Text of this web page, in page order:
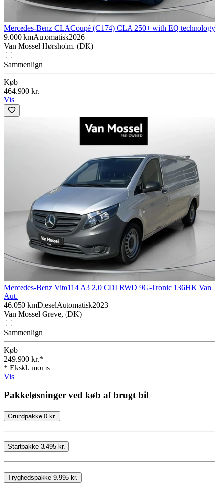
Mercedes-Benz CLACoupé (C174) CLA 250+ with EQ technology
9.000 kmAutomatisk2026
Van Mossel Hørsholm, (DK)
Sammenlign
Køb
464.900 kr.
Vis
Mercedes-Benz Vito114 A3 2,0 CDI RWD 9G-Tronic 136HK Van
Aut.
46.050 kmDieselAutomatisk2023
Van Mossel Greve, (DK)
Sammenlign
Køb
249.900 kr.*
* Ekskl. moms
Vis
Pakkeløsninger ved køb af brugt bil
Grundpakke 0 kr.
Startpakke 3.495 kr.
Tryghedspakke 9.995 kr.